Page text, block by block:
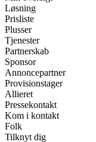
Løsning
Prisliste
Plusser
Tjenester
Partnerskab
Sponsor
Annoncepartner
Provisionstager
Allieret
Pressekontakt
Kom i kontakt
Folk
Tilknyt dig